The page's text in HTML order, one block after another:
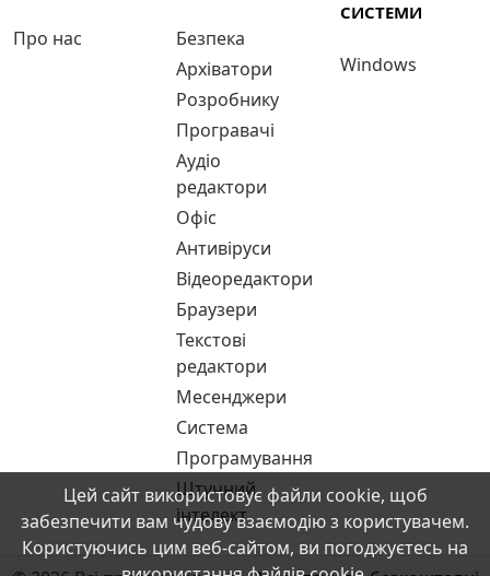
Про нас
Безпека
Архіватори
Розробнику
Програвачі
Аудіо
редактори
Офіс
Антивіруси
Відеоредактори
Браузери
Текстові
редактори
Месенджери
Система
Програмування
Штучний
інтелект
СИСТЕМИ
Windows
Цей сайт використовує файли cookie, щоб
забезпечити вам чудову взаємодію з користувачем.
Користуючись цим веб-сайтом, ви погоджуєтесь на